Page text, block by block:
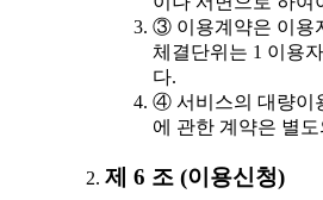
③ 이용계약은 이용
체결단위는 1 이용
다.
④ 서비스의 대량이
에 관한 계약은 별
제 6 조 (이용신청)